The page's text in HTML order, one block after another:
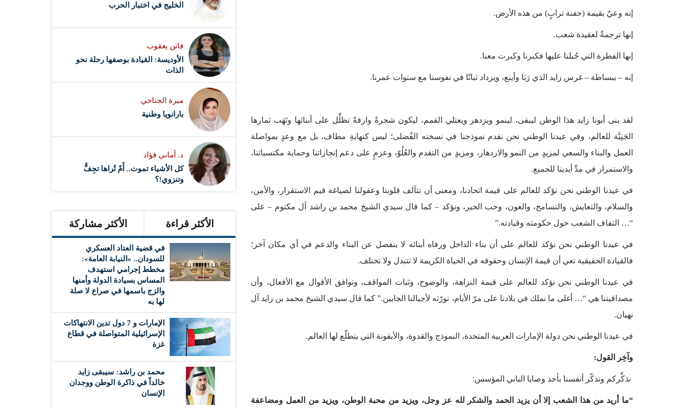
إنه وعيٌ بقيمة (حفنة ترابٍ) من هذه الأرض.
إنها ترجمةٌ لعقيدة شعب.
إنها الفطرة التي جُبلنا عليها فكبرنا وكبرت معنا.
إنه – ببساطة – غرس زايد الذي رَبَا وأينع، ويزداد ثباتًا في نفوسنا مع سنوات عمرنا.
لقد بنى أبونا زايد هذا الوطن ليبقى، لينمو ويزدهر ويعتلي القمم، ليكون شجرةً وارفةً تظلِّل على أبنائها وتَهَب ثمارها
الجَنِيَّة للعالم، وفي عيدنا الوطني نحن نقدم نموذجنا في نسخته الفُضلى؛ ليس كنهايةِ مطاف، بل مع وعدٍ بمواصلة
العمل والبناء والسعي لمزيدٍ من النمو والازدهار، ومزيدٍ من التقدم والعُلُوّ، وعزمٍ على دعم إنجازاتنا وحماية مكتسباتنا،
والاستمرار في مدِّ أيدينا للجميع.
في عيدنا الوطني نحن نؤكد للعالم على قيمة اتحادنا، ومعنى أن تتآلف قلوبنا وعقولنا لصياغة قيم الاستقرار، والأمن،
والسلام، والتعايش، والتسامح، والعون، وحب الخير، ونؤكد – كما قال سيدي الشيخ محمد بن راشد آل مكتوم – على
“… التفاف الشعب حول حكومته وقيادته.”
في عيدنا الوطني نحن نؤكد للعالم على أن بناء الداخل ورفاه أبنائه لا ينفصل عن البناء والدعم في أي مكان آخر؛
فالقيادة الحقيقية تعي أن قيمة الإنسان وحقوقه في الحياة الكريمة لا تتبدل ولا تختلف.
في عيدنا الوطني نحن نؤكد للعالم على قيمة النزاهة، والوضوح، وثبات المواقف، وتوافق الأقوال مع الأفعال، وأن
مصداقيتنا هي “… أغلى ما نملك في بلادنا على مرّ الأيام، نورّثه لأجيالنا الجايين.” كما قال سيدي الشيخ محمد بن زايد آل
نهيان.
في عيدنا الوطني نحن دولة الإمارات العربية المتحدة، النموذج والقدوة، والأيقونة التي يتطلّع لها العالم.
وآخِر القول:
نذكِّركم ونذكّر أنفسنا بأحد وصايا الباني المؤسس:
“ما أريد من هذا الشعب إلا أن يزيد الحمد والشكر لله عز وجل، ويزيد من محبة الوطن، ويزيد من العمل ومضاعفة
‏الخليج في اختبار الحرب
فاتن يعقوب
الأوديسة: القيادة بوصفها رحلة نحو
الذات
ميرة الجناحي
بارانويا وطنية
د. أماني فؤاد
كل الأشياء تموت.. أَمْ تُراها تجِفُّ
وتنزوي!؟
الأكثر قراءة الأكثر مشاركة
في قضية العتاد العسكري
للسودان.. «النيابة العامة»:
مخطط إجرامي استهدف
المساس بسيادة الدولة وأمنها
والزج باسمها في صراع لا صلة
لها به
الإمارات و 7 دول تدين الانتهاكات
الإسرائيلية المتواصلة في قطاع
غزة
محمد بن راشد: سيبقى زايد
خالداً في ذاكرة الوطن ووجدان
الإنسان